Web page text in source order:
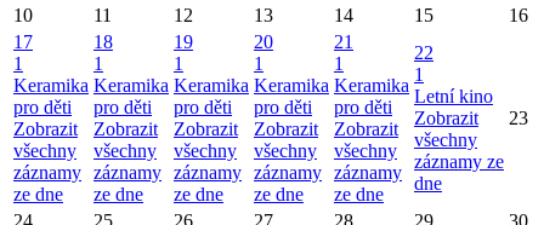
10 11 12 13 14 15
16
17
1
Keramika
pro děti
Zobrazit
všechny
záznamy
ze dne
18
1
Keramika
pro děti
Zobrazit
všechny
záznamy
ze dne
19
1
Keramika
pro děti
Zobrazit
všechny
záznamy
ze dne
20
1
Keramika
pro děti
Zobrazit
všechny
záznamy
ze dne
21
1
Keramika
pro děti
Zobrazit
všechny
záznamy
ze dne
22
1
Letní kino
Zobrazit
všechny
záznamy ze
dne
23
24 25 26 27 28 29 30